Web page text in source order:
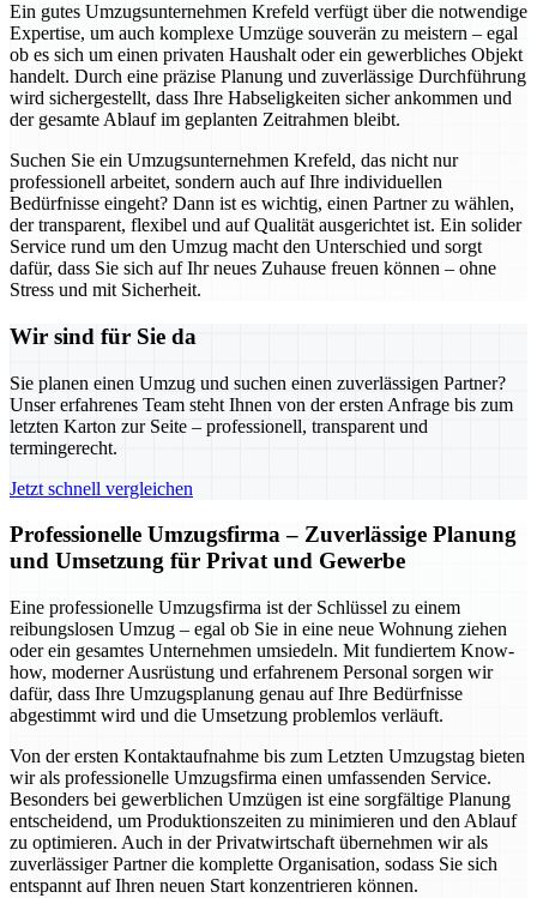
Ein gutes Umzugsunternehmen Krefeld verfügt über die notwendige
Expertise, um auch komplexe Umzüge souverän zu meistern – egal
ob es sich um einen privaten Haushalt oder ein gewerbliches Objekt
handelt. Durch eine präzise Planung und zuverlässige Durchführung
wird sichergestellt, dass Ihre Habseligkeiten sicher ankommen und
der gesamte Ablauf im geplanten Zeitrahmen bleibt.
Suchen Sie ein Umzugsunternehmen Krefeld, das nicht nur
professionell arbeitet, sondern auch auf Ihre individuellen
Bedürfnisse eingeht? Dann ist es wichtig, einen Partner zu wählen,
der transparent, flexibel und auf Qualität ausgerichtet ist. Ein solider
Service rund um den Umzug macht den Unterschied und sorgt
dafür, dass Sie sich auf Ihr neues Zuhause freuen können – ohne
Stress und mit Sicherheit.
Wir sind für Sie da
Sie planen einen Umzug und suchen einen zuverlässigen Partner?
Unser erfahrenes Team steht Ihnen von der ersten Anfrage bis zum
letzten Karton zur Seite – professionell, transparent und
termingerecht.
Jetzt schnell vergleichen
Professionelle Umzugsfirma – Zuverlässige Planung
und Umsetzung für Privat und Gewerbe
Eine professionelle Umzugsfirma ist der Schlüssel zu einem
reibungslosen Umzug – egal ob Sie in eine neue Wohnung ziehen
oder ein gesamtes Unternehmen umsiedeln. Mit fundiertem Know-
how, moderner Ausrüstung und erfahrenem Personal sorgen wir
dafür, dass Ihre Umzugsplanung genau auf Ihre Bedürfnisse
abgestimmt wird und die Umsetzung problemlos verläuft.
Von der ersten Kontaktaufnahme bis zum Letzten Umzugstag bieten
wir als professionelle Umzugsfirma einen umfassenden Service.
Besonders bei gewerblichen Umzügen ist eine sorgfältige Planung
entscheidend, um Produktionszeiten zu minimieren und den Ablauf
zu optimieren. Auch in der Privatwirtschaft übernehmen wir als
zuverlässiger Partner die komplette Organisation, sodass Sie sich
entspannt auf Ihren neuen Start konzentrieren können.